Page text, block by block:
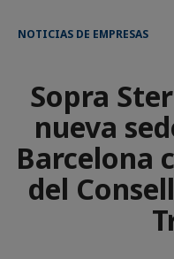
NOTICIAS DE EMPRESAS
Sopra
nueva
Barcelona
del